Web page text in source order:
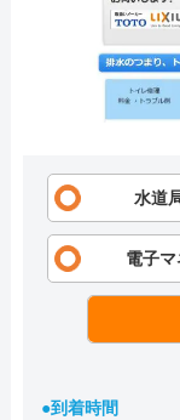
水道
電子
●到着時間